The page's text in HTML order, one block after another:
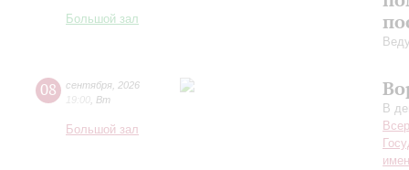
Большой зал
08 сентября 2026
19:00 Вт
Большой зал
В